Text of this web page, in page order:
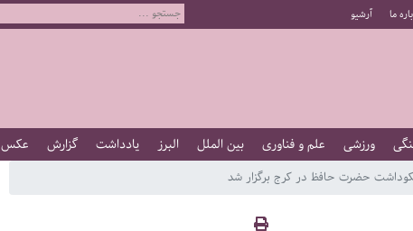
ما آرشیو
ورزشی علم و فناوری بین الملل البرز یادداشت گزارش عکس
حضرت حافظ در کرج برگزار شد